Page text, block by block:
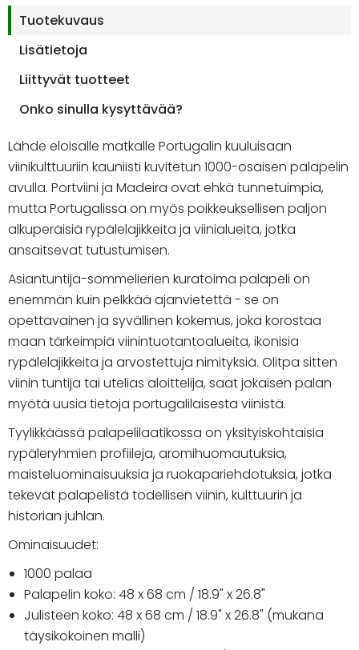
Tuotekuvaus
Lisätietoja
Liittyvät tuotteet
Onko sinulla kysyttävää?
Lähde eloisalle matkalle Portugalin kuuluisaan
viinikulttuuriin kauniisti kuvitetun 1000-osaisen palapelin
avulla. Portviini ja Madeira ovat ehkä tunnetuimpia,
mutta Portugalissa on myös poikkeuksellisen paljon
alkuperäisiä rypälelajikkeita ja viinialueita, jotka
ansaitsevat tutustumisen.
Asiantuntija-sommelierien kuratoima palapeli on
enemmän kuin pelkkää ajanvietettä - se on
opettavainen ja syvällinen kokemus, joka korostaa
maan tärkeimpiä viinintuotantoalueita, ikonisia
rypälelajikkeita ja arvostettuja nimityksiä. Olitpa sitten
viinin tuntija tai utelias aloittelija, saat jokaisen palan
myötä uusia tietoja portugalilaisesta viinistä.
Tyylikkäässä palapelilaatikossa on yksityiskohtaisia
rypäleryhmien profiileja, aromihuomautuksia,
maisteluominaisuuksia ja ruokapariehdotuksia, jotka
tekevät palapelistä todellisen viinin, kulttuurin ja
historian juhlan.
Ominaisuudet:
1000 palaa
Palapelin koko: 48 x 68 cm / 18.9" x 26.8"
Julisteen koko: 48 x 68 cm / 18.9" x 26.8" (mukana
täysikokoinen malli)